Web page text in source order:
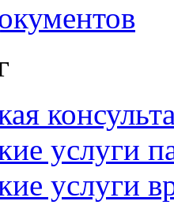
услуги
услуги